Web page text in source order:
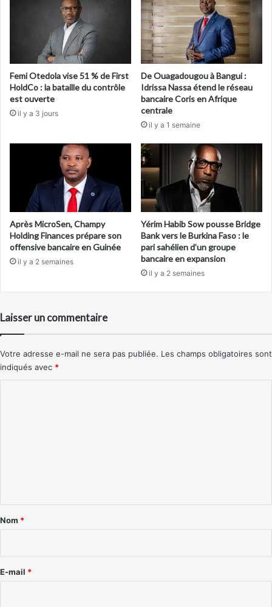
Femi Otedola vise 51 % de First
HoldCo : la bataille du contrôle
est ouverte
il y a 3 jours
De Ouagadougou à Bangui :
Idrissa Nassa étend le réseau
bancaire Coris en Afrique
centrale
il y a 1 semaine
Après MicroSen, Champy
Holding Finances prépare son
offensive bancaire en Guinée
il y a 2 semaines
Yérim Habib Sow pousse Bridge
Bank vers le Burkina Faso : le
pari sahélien d’un groupe
bancaire en expansion
il y a 2 semaines
Laisser un commentaire
Votre adresse e-mail ne sera pas publiée. Les champs obligatoires sont
indiqués avec *
a
e
Nom *
E-mail *